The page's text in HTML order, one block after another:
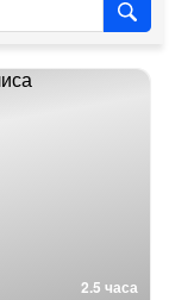
2.5 часа